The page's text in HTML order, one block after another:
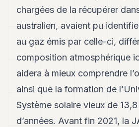
ARTS
ASSURANCE
POLITIQUE
PRIVATE
EQUITY
chargées de la récupérer
australien, avaient pu
au gaz émis par celle-ci,
composition atmosphérique
aidera à mieux comprendre
ainsi que la formation de
Système solaire vieux de
d’années. Avant fin 2021, la